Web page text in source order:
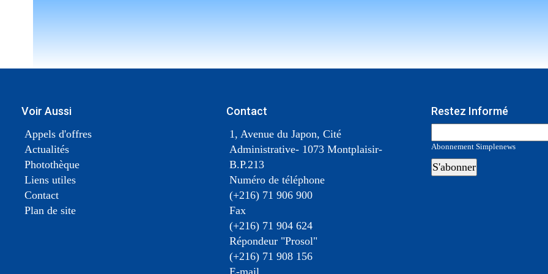
Voir Aussi
Appels d'offres
Actualités
Photothèque
Liens utiles
Contact
Plan de site
Contact
1, Avenue du Japon, Cité
Administrative- 1073 Montplaisir-
B.P.213
Numéro de téléphone
(+216) 71 906 900
Fax
(+216) 71 904 624
Répondeur "Prosol"
(+216) 71 908 156
E-mail
Restez Informé
Abonnement Simplenews